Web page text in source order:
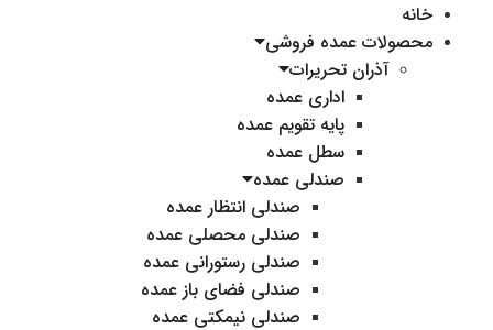
خانه
محصولات عمده فروشی
آذران تحریرات
اداری عمده
پایه تقویم عمده
سطل عمده
صندلی عمده
صندلی انتظار عمده
صندلی محصلی عمده
صندلی رستورانی عمده
صندلی فضای باز عمده
صندلی نیمکتی عمده